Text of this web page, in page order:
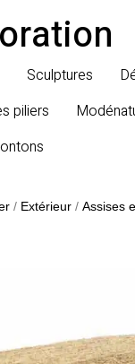
Sculptures
piliers
/ Extérieur / Assises